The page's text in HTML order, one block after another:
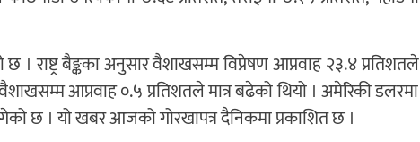
। राष्ट्र बैङ्कका अनुसार वैशाखसम्म विप्रेषण आप्रवाह २३.४ प्रतिशतले
आप्रवाह ०.५ प्रतिशतले मात्र बढेको थियो । अमेरिकी डलरमा
छ । यो खबर आजको गोरखापत्र दैनिकमा प्रकाशित छ ।